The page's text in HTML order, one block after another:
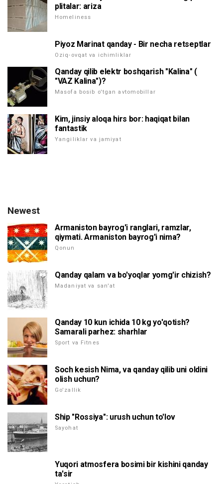
plitalar: ariza
Homeliness
Piyoz Marinat qanday - Bir necha retseptlar
Oziq-ovqat va ichimliklar
Qanday qilib elektr boshqarish "Kalina" (
"VAZ Kalina")?
Masofa bosib o'tgan avtomobillar
Kim, jinsiy aloqa hirs bor: haqiqat bilan
fantastik
Yangiliklar va jamiyat
Newest
Armaniston bayrog'i ranglari, ramzlar,
qiymati. Armaniston bayrog'i nima?
Qonun
Qanday qalam va bo'yoqlar yomg'ir chizish?
Madaniyat va san'at
Qanday 10 kun ichida 10 kg yo'qotish?
Samarali parhez: sharhlar
Sport va Fitnes
Soch kesish Nima, va qanday qilib uni oldini
olish uchun?
Go'zallik
Ship "Rossiya": urush uchun to'lov
Sayohat
Yuqori atmosfera bosimi bir kishini qanday
ta'sir